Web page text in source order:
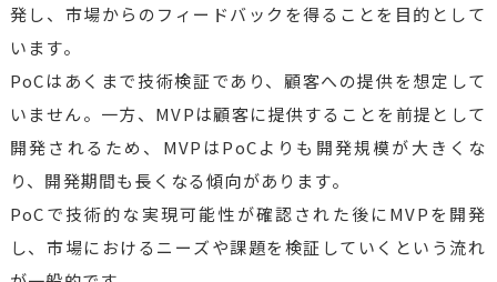
発し、市場からのフィードバックを得ることを目的として
います。
PoCはあくまで技術検証であり、顧客への提供を想定して
いません。一方、MVPは顧客に提供することを前提として
開発されるため、MVPはPoCよりも開発規模が大きくな
り、開発期間も長くなる傾向があります。
PoCで技術的な実現可能性が確認された後にMVPを開発
し、市場におけるニーズや課題を検証していくという流れ